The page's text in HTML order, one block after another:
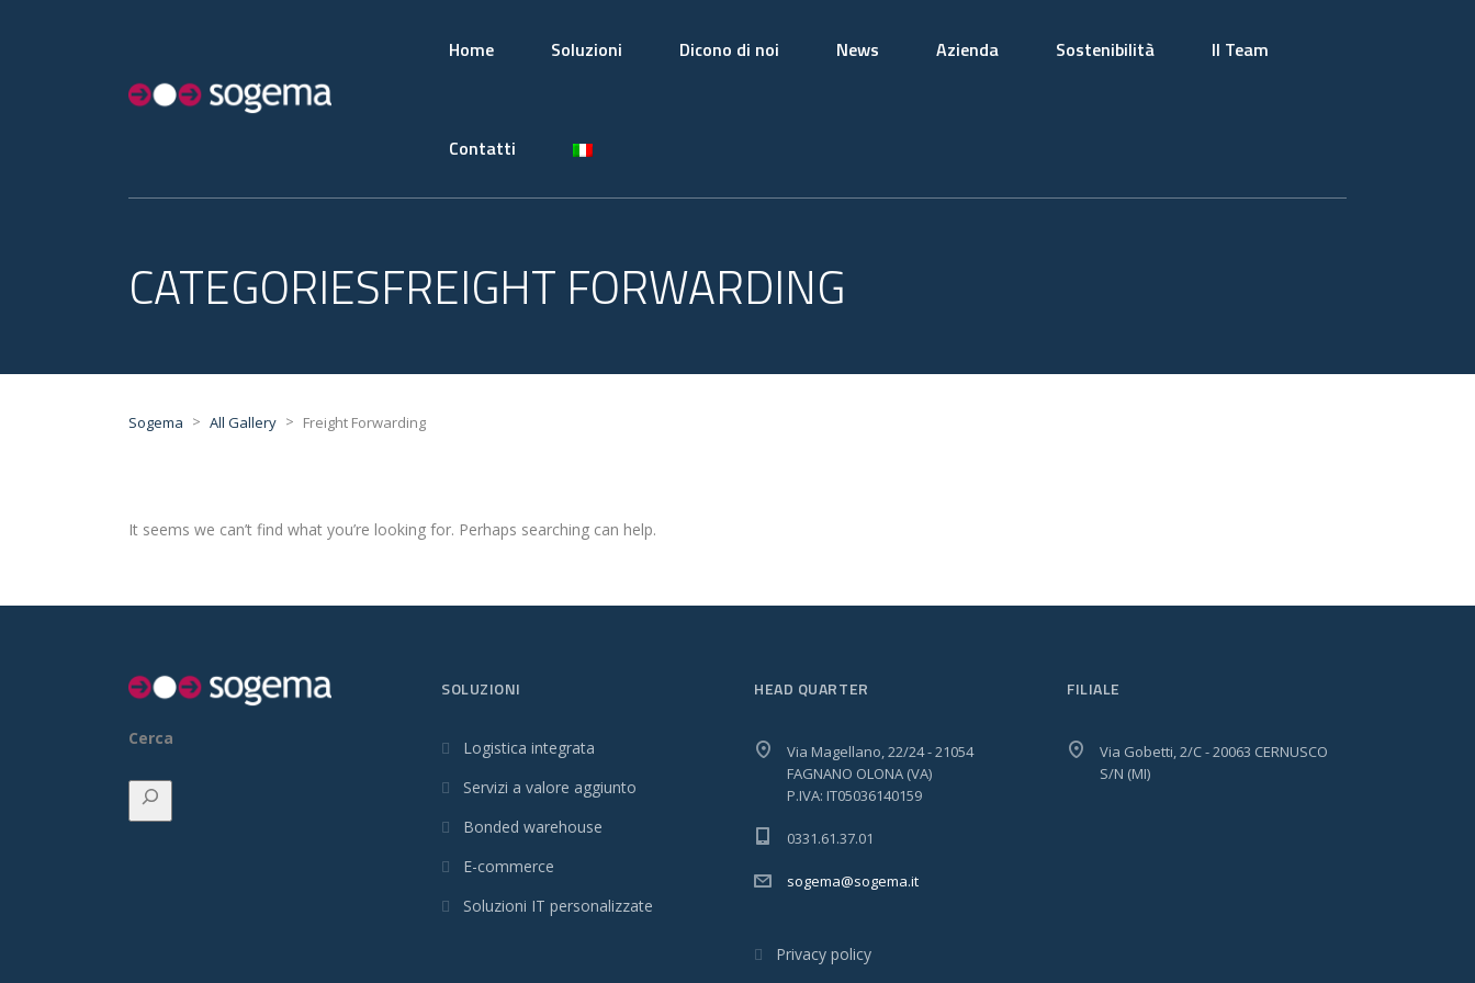
Home Soluzioni Dicono di noi News Azienda Sostenibilità Il Team
Contatti
CATEGORIESFREIGHT FORWARDING
Sogema > All Gallery > Freight Forwarding
It seems we can’t find what you’re looking for. Perhaps searching can help.
Cerca
SOLUZIONI
Logistica integrata
Servizi a valore aggiunto
Bonded warehouse
E-commerce
Soluzioni IT personalizzate
HEAD QUARTER
Via Magellano, 22/24 - 21054
FAGNANO OLONA (VA)
P.IVA: IT05036140159
0331.61.37.01
sogema@sogema.it
Privacy policy
FILIALE
Via Gobetti, 2/C - 20063 CERNUSCO
S/N (MI)